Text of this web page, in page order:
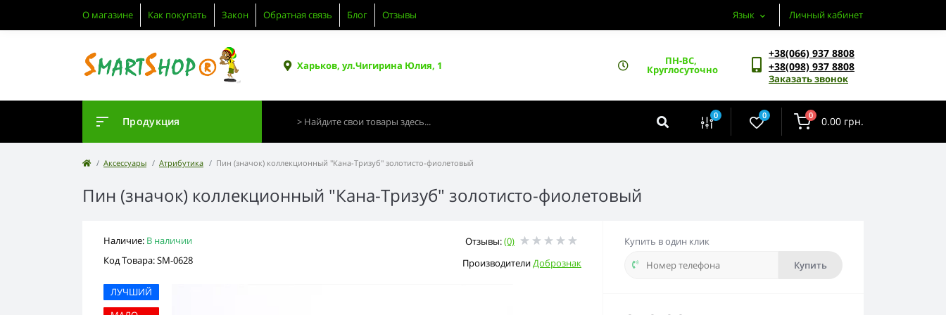
О магазине Как покупать Закон Обратная связь Блог Отзывы Язык Личный кабинет
Харьков, ул.Чигирина Юлия, 1 ПН-ВС,
Круглосуточно
+38(066) 937 8808
+38(098) 937 8808
Заказать звонок
Продукция 0 0 0 0.00 грн.
Аксессуары Атрибутика Пин (значок) коллекционный "Кана-Тризуб" золотисто-фиолетовый
Пин (значок) коллекционный "Кана-Тризуб" золотисто-фиолетовый
Наличие: В наличии
Код Товара: SM-0628
Отзывы:(0)
ПроизводителиДобрознак
ЛУЧШИЙ
Купить в один клик
Купить